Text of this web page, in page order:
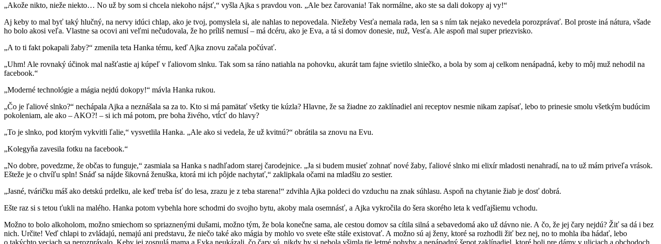
„Akože nikto, nieže niekto… No už by som si chcela niekoho nájsť,“ vyšla Ajka s pravdou von. „Ale bez čarovania! Tak normálne, ako ste sa dali dokopy aj vy!“
Aj keby to mal byť taký hlučný, na nervy idúci chlap, ako je tvoj, pomyslela si, ale nahlas to nepovedala. Niežeby Vesťa nemala rada, len sa s ním tak nejako nevedela porozprávať. Bol proste iná nátura, všade
ho bolo akosi veľa. Vlastne sa ocovi ani veľmi nečudovala, že ho príliš nemusí – má dcéru, ako je Eva, a tá si domov donesie, nuž, Vesťa. Ale aspoň mal super priezvisko.
„A to ti fakt pokapali žaby?“ zmenila teta Hanka tému, keď Ajka znovu začala počúvať.
„Uhm! Ale rovnaký účinok mal našťastie aj kúpeľ v ľaliovom slnku. Tak som sa ráno natiahla na pohovku, akurát tam fajne svietilo slniečko, a bola by som aj celkom nenápadná, keby to môj muž nehodil na
facebook.“
„Moderné technológie a mágia nejdú dokopy!“ mávla Hanka rukou.
„Čo je ľaliové slnko?“ nechápala Ajka a neznášala sa za to. Kto si má pamätať všetky tie kúzla? Hlavne, že sa žiadne zo zaklínadiel ani receptov nesmie nikam zapísať, lebo to prinesie smolu všetkým budúcim
pokoleniam, ale ako – AKO?! – si ich má potom, pre boha živého, vtĺcť do hlavy?
„To je slnko, pod ktorým vykvitli ľalie,“ vysvetlila Hanka. „Ale ako si vedela, že už kvitnú?“ obrátila sa znovu na Evu.
„Kolegyňa zavesila fotku na facebook.“
„No dobre, povedzme, že občas to funguje,“ zasmiala sa Hanka s nadhľadom starej čarodejnice. „Ja si budem musieť zohnať nové žaby, ľaliové slnko mi elixír mladosti nenahradí, na to už mám priveľa vrások.
Ešteže je o chvíľu spln! Snáď sa nájde šikovná ženuška, ktorá mi ich pôjde nachytať,“ zaklipkala očami na mladšiu zo sestier.
„Jasné, tváričku máš ako detskú prdelku, ale keď treba ísť do lesa, zrazu je z teba starena!“ zdvihla Ajka poldeci do vzduchu na znak súhlasu. Aspoň na chytanie žiab je dosť dobrá.
Ešte raz si s tetou ťukli na malého. Hanka potom vybehla hore schodmi do svojho bytu, akoby mala osemnásť, a Ajka vykročila do šera skorého leta k vedľajšiemu vchodu.
Možno to bolo alkoholom, možno smiechom so spriaznenými dušami, možno tým, že bola konečne sama, ale cestou domov sa cítila silná a sebavedomá ako už dávno nie. A čo, že jej čary nejdú? Žiť sa dá i bez
nich. Určite! Veď chlapi to zvládajú, nemajú ani predstavu, že niečo také ako mágia by mohlo vo svete ešte stále existovať. A možno sú aj ženy, ktoré sa rozhodli žiť bez nej, no to mohla iba hádať, lebo
o takýchto veciach sa nerozprávalo. Keby jej zosnulá mama a Evka neukázali, čo čary sú, nikdy by si nebola všimla tie letmé pohyby a nenápadný šepot zaklínadiel, ktoré boli pre dámy v uliciach a obchodoch